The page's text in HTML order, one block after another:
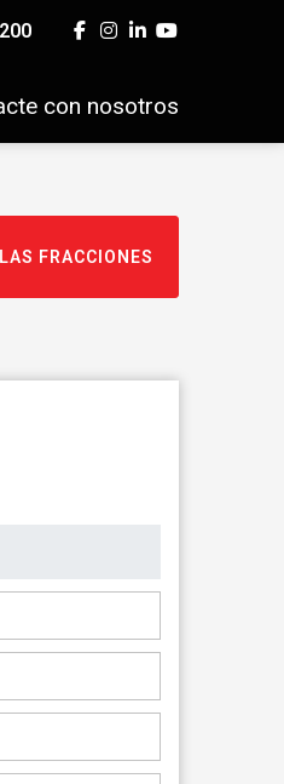
con nosotros
FRACCIONES